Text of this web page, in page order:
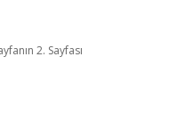
2. Sayfası